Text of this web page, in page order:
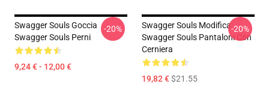
Swagger Souls Goccia
Swagger Souls Perni
9,24 € - 12,00 €
-20%
Swagger Souls Modifica
Swagger Souls Pantaloni Con
Cerniera
19,82 €$21.55
-20%